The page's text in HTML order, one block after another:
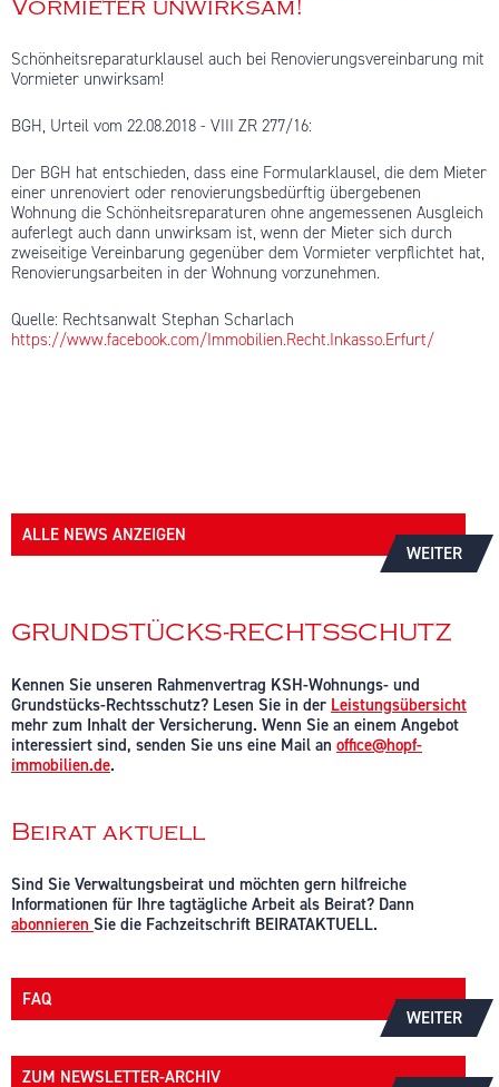
Vormieter unwirksam!
Schönheitsreparaturklausel auch bei Renovierungsvereinbarung mit
Vormieter unwirksam!
BGH, Urteil vom 22.08.2018 - VIII ZR 277/16:
Der BGH hat entschieden, dass eine Formularklausel, die dem Mieter
einer unrenoviert oder renovierungsbedürftig übergebenen
Wohnung die Schönheitsreparaturen ohne angemessenen Ausgleich
auferlegt auch dann unwirksam ist, wenn der Mieter sich durch
zweiseitige Vereinbarung gegenüber dem Vormieter verpflichtet hat,
Renovierungsarbeiten in der Wohnung vorzunehmen.
Quelle: Rechtsanwalt Stephan Scharlach
https://www.facebook.com/Immobilien.Recht.Inkasso.Erfurt/
ALLE NEWS ANZEIGEN
WEITER
GRUNDSTÜCKS-RECHTSSCHUTZ
Kennen Sie unseren Rahmenvertrag KSH-Wohnungs- und
Grundstücks-Rechtsschutz? Lesen Sie in der Leistungsübersicht
mehr zum Inhalt der Versicherung. Wenn Sie an einem Angebot
interessiert sind, senden Sie uns eine Mail an office@hopf-
immobilien.de.
Beirat aktuell
Sind Sie Verwaltungsbeirat und möchten gern hilfreiche
Informationen für Ihre tagtägliche Arbeit als Beirat? Dann
abonnieren Sie die Fachzeitschrift BEIRATAKTUELL.
FAQ
WEITER
ZUM NEWSLETTER-ARCHIV